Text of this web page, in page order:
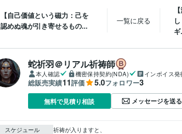
【自己価値という磁力：己を
認めぬ魂が引き寄せるもの...
一覧に戻る
蛇祈羽＠リアル祈祷師
本人確認 機密保持契約(NDA) インボイス
総販売実績11評価 5.0フォロワー3
無料で見積り相談 メッセージを送る
スケジュール
祈祷が入りますと、